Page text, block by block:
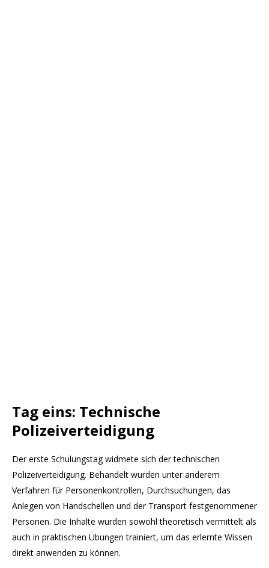
Tag eins: Technische
Polizeiverteidigung
Der erste Schulungstag widmete sich der technischen
Polizeiverteidigung. Behandelt wurden unter anderem
Verfahren für Personenkontrollen, Durchsuchungen, das
Anlegen von Handschellen und der Transport festgenommener
Personen. Die Inhalte wurden sowohl theoretisch vermittelt als
auch in praktischen Übungen trainiert, um das erlernte Wissen
direkt anwenden zu können.